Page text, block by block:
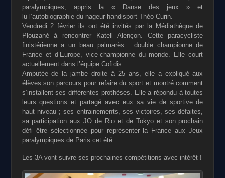
paralympiques, appris la « Danse des jeux » et
lu l’autobiographie du nageur handisport Théo Curin.
Vendredi 2 février ils ont été invités par la Médiathèquede
Plouzané à rencontrer Katell Alençon. Cette paracycliste
finistérienne a un beau palmarès : double championne de
France et d’Europe, vice-championne du monde. Elle court
actuellement dans l’équipe Cofidis.
Amputée de la jambe droite à 25 ans, elle a expliquéaux
élèves son parcours pour refaire du sport et montrécomment
s’installent ses différentes prothèses. Elle a répondu à toutes
leurs questions et partagé avec eux sa vie de sportive de
haut niveau ; ses entrainements, ses victoires, ses défaites,
sa participation aux JO de Rio et de Tokyo et son prochain
défi être sélectionnée pour représenter la France aux Jeux
paralympiques de Paris cet été.
Les 3A vont suivre ses prochaines compétitions avec intérêt !